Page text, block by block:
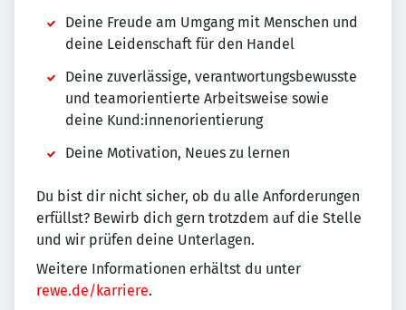
Deine Freude am Umgang mit Menschen und
deine Leidenschaft für den Handel
Deine zuverlässige, verantwortungsbewusste
und teamorientierte Arbeitsweise sowie
deine Kund:innenorientierung
Deine Motivation, Neues zu lernen
Du bist dir nicht sicher, ob du alle Anforderungen
erfüllst? Bewirb dich gern trotzdem auf die Stelle
und wir prüfen deine Unterlagen.
Weitere Informationen erhältst du unter
rewe.de/karriere.